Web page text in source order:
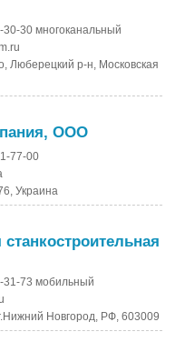
30-30 многоканальный
Люберецкий р-н, Московская
ООО
77-00
Украина
31-73 мобильный
Новгород, РФ, 603009